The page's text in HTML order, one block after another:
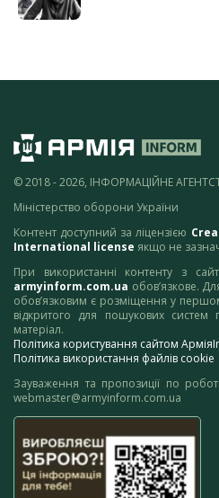
© 2018 - 2026, ІНФОРМАЦІЙНЕ
Міністерство оборони України
Контент доступний за ліцензією
International license якщо не
При використанні контенту з
armyinform.com.ua обов’язкове.
обов’язковим є розміщення у
відкритого для пошукових систем
матеріал.
Політика користування сайтом
Політика використання файлів cookie
Зауваження та пропозиції по
webmaster@armyinform.com.ua